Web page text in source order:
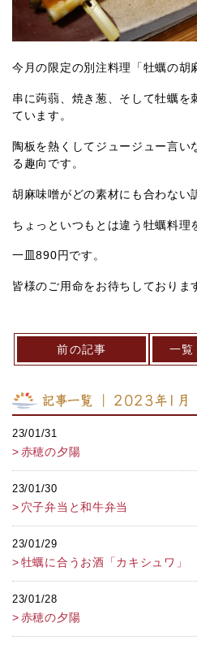
今月の限定の別注料理「牡蠣の胡
串に蒟蒻、焼き葱、そして牡蠣を
ています。
陶板を熱くしてジュージュー言
る趣向です。
胡麻味噌がどの素材にも合わない
ちょっといつもとは違う牡蠣料理
一皿890円です。
皆様のご用命をお待ちしておりま
前の記事 一覧
記事一覧 ｜ 2023年1月
23/01/31
赤穂の夕陽
23/01/30
穴子弁当と和牛弁当
23/01/29
牡蠣に合うお酒「カキシュワ」
23/01/28
赤穂の夕陽